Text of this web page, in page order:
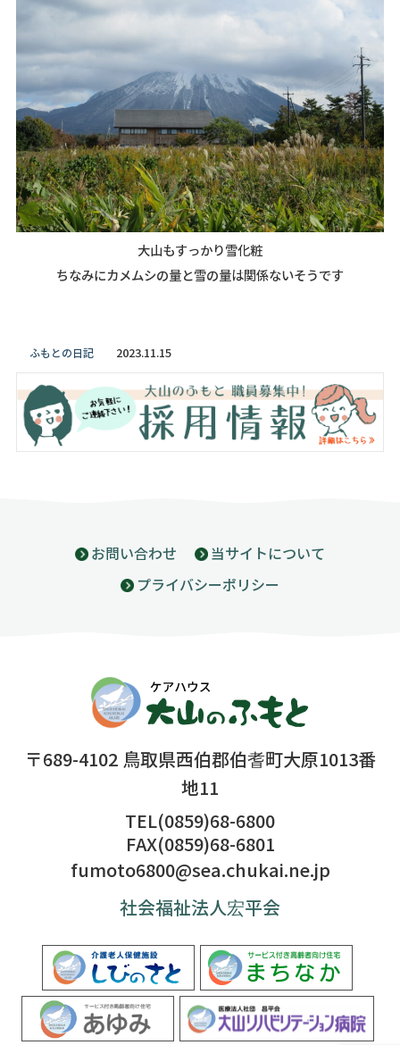
大山もすっかり雪化粧
ちなみにカメムシの量と雪の量は関係ないそうです
ふもとの日記 2023.11.15
お問い合わせ
当サイトについて
プライバシーポリシー
〒689-4102 鳥取県西伯郡伯耆町大原1013番
地11
TEL(0859)68-6800
FAX(0859)68-6801
fumoto6800@sea.chukai.ne.jp
社会福祉法人宏平会